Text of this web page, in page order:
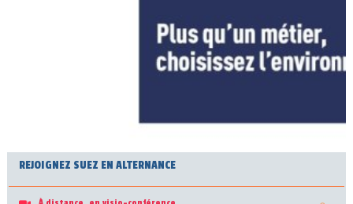
REJOIGNEZ SUEZ EN ALTERNANCE